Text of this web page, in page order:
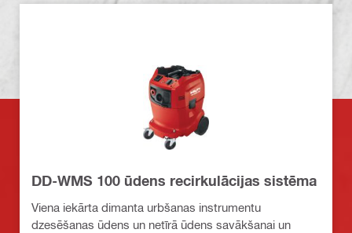
DD-WMS 100 ūdens recirkulācijas sistēma
Viena iekārta dimanta urbšanas instrumentu
dzesēšanas ūdens un netīrā ūdens savākšanai un